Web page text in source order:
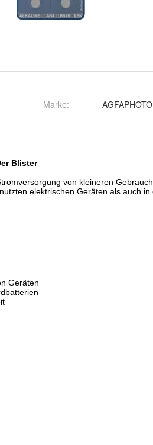
Marke: AGFAPHOTO